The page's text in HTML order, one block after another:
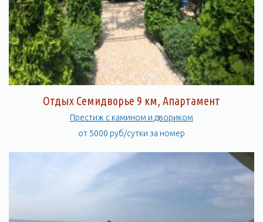
Отдых Семидворье 9 км, Апартамент
Престиж с камином и двориком
от 5000 руб/сутки за номер